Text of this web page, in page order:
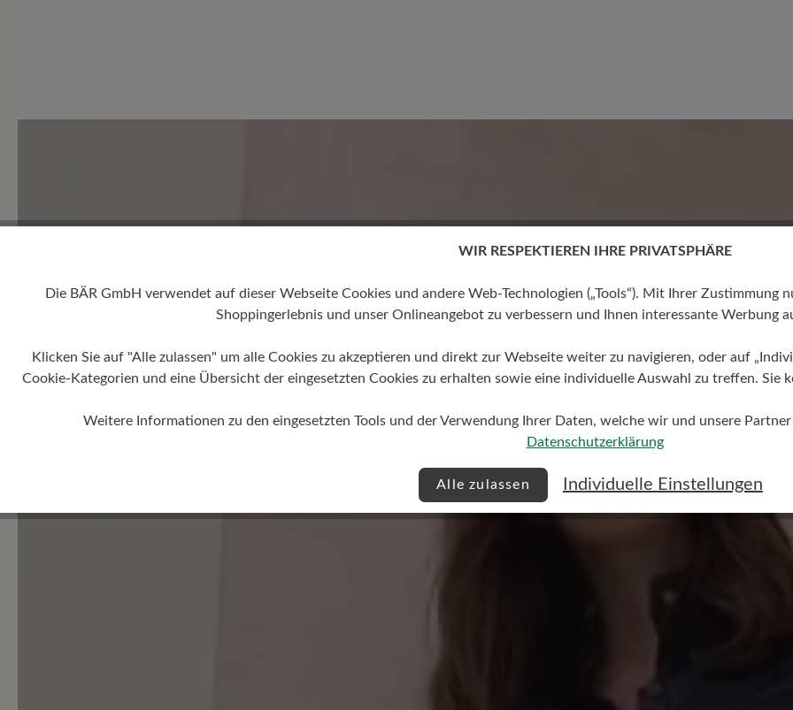
Bewerten Sie dieses Produkt!
Bewertung schreiben
WIR RESPEKTIEREN IHRE PRIVATSPHÄRE
Die BÄR GmbH verwendet auf dieser Webseite Cookies und andere Web-Technologien („Tools“). Mit Ihrer
Shoppingerlebnis und unser Onlineangebot zu verbessern und Ihnen interessante Werbung
Klicken Sie auf "Alle zulassen" um alle Cookies zu akzeptieren und direkt zur Webseite weiter zu navigieren, oder auf
Cookie-Kategorien und eine Übersicht der eingesetzten Cookies zu erhalten sowie eine individuelle Auswahl zu treffen.
Weitere Informationen zu den eingesetzten Tools und der Verwendung Ihrer Daten, welche wir und unsere
Datenschutzerklärung
Alle zulassen Individuelle Einstellungen